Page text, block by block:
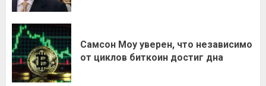
Самсон Моу уверен, что независимо
от циклов биткоин достиг дна